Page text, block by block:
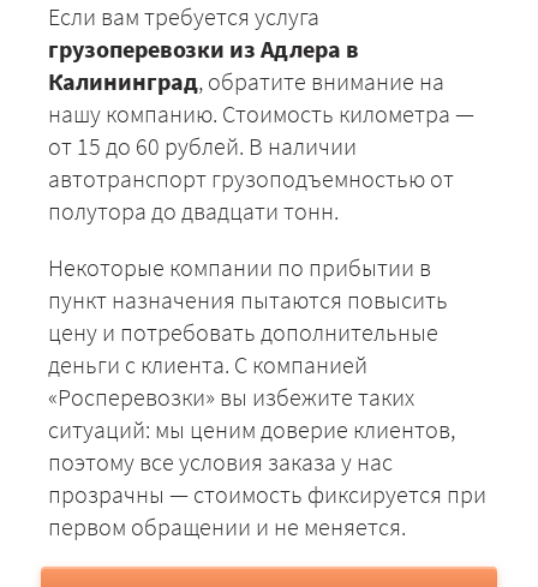
Если вам требуется услуга
грузоперевозки из Адлера в
Калининград, обратите внимание на
нашу компанию. Стоимость километра —
от 15 до 60 рублей. В наличии
автотранспорт грузоподъемностью от
полутора до двадцати тонн.
Некоторые компании по прибытии в
пункт назначения пытаются повысить
цену и потребовать дополнительные
деньги с клиента. С компанией
«Росперевозки» вы избежите таких
ситуаций: мы ценим доверие клиентов,
поэтому все условия заказа у нас
прозрачны — стоимость фиксируется при
первом обращении и не меняется.